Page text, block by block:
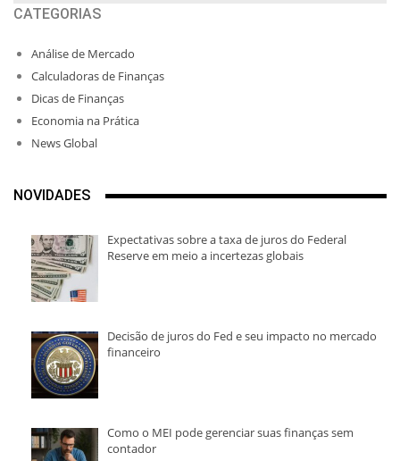
CATEGORIAS
Análise de Mercado
Calculadoras de Finanças
Dicas de Finanças
Economia na Prática
News Global
NOVIDADES
Expectativas sobre a taxa de juros do Federal
Reserve em meio a incertezas globais
Decisão de juros do Fed e seu impacto no mercado
financeiro
Como o MEI pode gerenciar suas finanças sem
contador